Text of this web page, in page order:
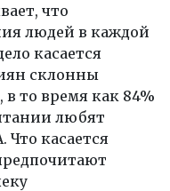
что
людей в каждой
касается
склонны
то время как 84%
любят
касается